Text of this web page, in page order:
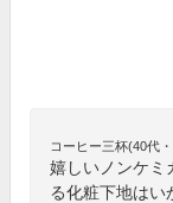
コーヒー三杯(40代
嬉しいノンケミ
る化粧下地はい